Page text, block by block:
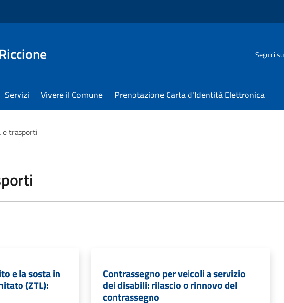
Seguici su
Servizi Vivere il Comune Prenotazione Carta d'Identità Elettronica
e trasporti
e la sosta in
(ZTL):
Contrassegno per veicoli a servizio
dei disabili: rilascio o rinnovo del
contrassegno